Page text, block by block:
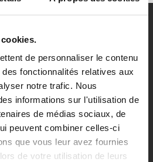
de personnaliser le contenu
fonctionnalités relatives aux
notre trafic. Nous
informations sur l'utilisation de
de médias sociaux, de
peuvent combiner celles-ci
que vous leur avez fournies
de votre utilisation de leurs
NRJ
ISO 9001